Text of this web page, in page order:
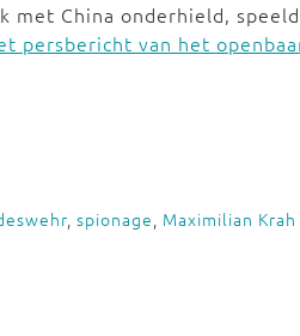
met China onderhield,
persbericht van het
, spionage, Maximilian Krah